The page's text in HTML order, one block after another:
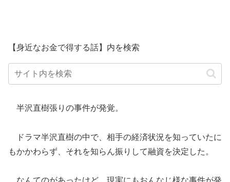
【身近なお金で得する話】内を検索
半沢直樹張りの事件が発覚。
ドラマ半沢直樹の中で、相手の経済状況を知っていたに
もかかわらず、それを知らん振りして融資を決定した。